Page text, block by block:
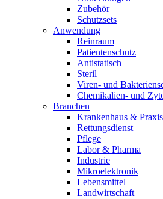
Zubehör
Schutzsets
Anwendung
Reinraum
Patientenschutz
Antistatisch
Steril
Viren- und
Chemikalien- und
Branchen
Krankenhaus & Praxis
Rettungsdienst
Pflege
Labor & Pharma
Industrie
Mikroelektronik
Lebensmittel
Landwirtschaft